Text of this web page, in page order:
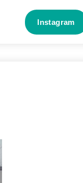
Instagram